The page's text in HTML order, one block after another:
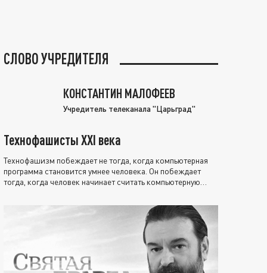
СЛОВО УЧРЕДИТЕЛЯ
КОНСТАНТИН МАЛОФЕЕВ
Учредитель телеканала "Царьград"
Технофашисты XXI века
Технофашизм побеждает не тогда, когда компьютерная
программа становится умнее человека. Он побеждает
тогда, когда человек начинает считать компьютерную